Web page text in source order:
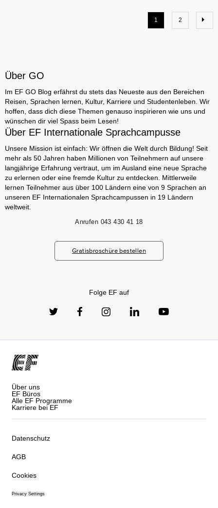
1 2
Über GO
Im EF GO Blog erfährst du stets das Neueste aus den Bereichen
Reisen, Sprachen lernen, Kultur, Karriere und Studentenleben. Wir
hoffen, dass dich diese Themen genauso inspirieren wie uns und
wünschen dir viel Spass beim Lesen!
Über EF Internationale Sprachcampusse
Unsere Mission ist einfach: Wir öffnen die Welt durch Bildung! Seit
mehr als 50 Jahren haben Millionen von Teilnehmern auf unsere
langjährige Erfahrung vertraut, um im Ausland eine neue Sprache
zu erlernen oder eine fremde Kultur zu entdecken. Mittlerweile
lernen Teilnehmer aus über 100 Ländern eine von 9 Sprachen an
unseren EF Internationalen Sprachcampussen in 19 Ländern
weltweit.
Anrufen 043 430 41 18
Gratisbroschüre bestellen
Folge EF auf
Über uns
EF Büros
Alle EF Programme
Karriere bei EF
Datenschutz
AGB
Cookies
Privacy Settings